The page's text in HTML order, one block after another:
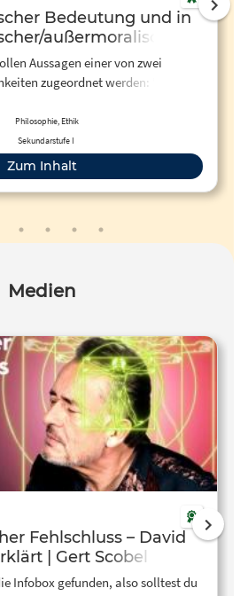
Bedeutung und in
außermoralischer
| LearningApps
Aussagen einer von zwei
zugeordnet werden: "gut in
Bedeutung".
Philosophie, Ethik
Sekundarstufe I
Zum Inhalt
Medien
Fehlschluss – David
| Gert Scobel
Infobox gefunden, also solltest du